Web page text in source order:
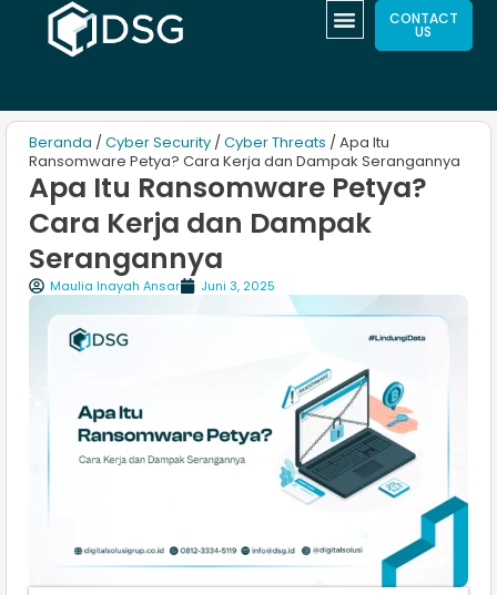
CONTACT
US
Beranda / Cyber Security / Cyber Threats / Apa Itu
Ransomware Petya? Cara Kerja dan Dampak Serangannya
Apa Itu Ransomware Petya?
Cara Kerja dan Dampak
Serangannya
Maulia Inayah Ansar Juni 3, 2025